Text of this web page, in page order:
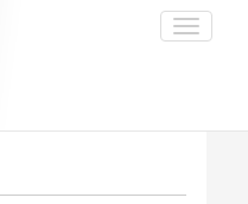
Toggle